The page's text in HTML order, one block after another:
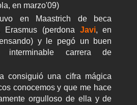
en marzo'09)
en Maastrich de beca
Erasmus (perdona Javi, en
y le pegó un buen
carrera de
consiguió una cifra mágica
conocemos y que me hace
orgulloso de ella y de